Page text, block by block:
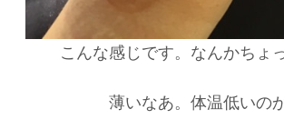
こんな感じです。なんかちょ
薄いなあ。体温低いの